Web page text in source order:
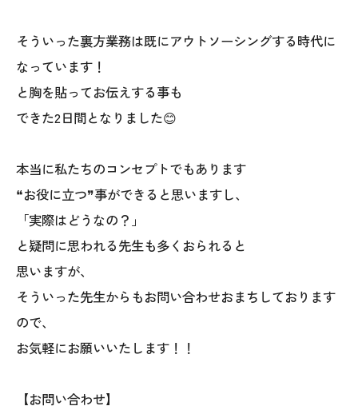
そういった裏方業務は既にアウトソーシングする時代に
なっています！
と胸を貼ってお伝えする事も
できた2日間となりました😊
本当に私たちのコンセプトでもあります
❝お役に立つ❞事ができると思いますし、
「実際はどうなの？」
と疑問に思われる先生も多くおられると
思いますが、
そういった先生からもお問い合わせおまちしております
ので、
お気軽にお願いいたします！！
【お問い合わせ】